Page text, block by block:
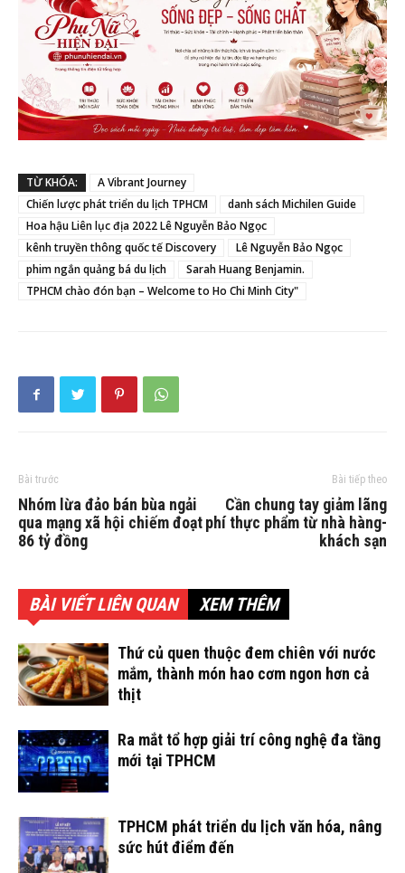
TỪ KHÓA:
A Vibrant Journey
Chiến lược phát triển du lịch TPHCM
danh sách Michilen Guide
Hoa hậu Liên lục địa 2022 Lê Nguyễn Bảo Ngọc
kênh truyền thông quốc tế Discovery
Lê Nguyễn Bảo Ngọc
phim ngắn quảng bá du lịch
Sarah Huang Benjamin.
TPHCM chào đón bạn – Welcome to Ho Chi Minh City"
Bài trước
Nhóm lừa đảo bán bùa ngải
qua mạng xã hội chiếm đoạt
86 tỷ đồng
Bài tiếp theo
Cần chung tay giảm lãng
phí thực phẩm từ nhà hàng-
khách sạn
BÀI VIẾT LIÊN QUAN XEM THÊM
Thứ củ quen thuộc đem chiên với nước
mắm, thành món hao cơm ngon hơn cả
thịt
Ra mắt tổ hợp giải trí công nghệ đa tầng
mới tại TPHCM
TPHCM phát triển du lịch văn hóa, nâng
sức hút điểm đến